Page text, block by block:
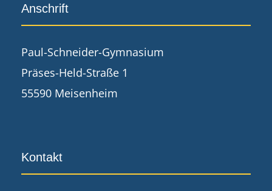
Anschrift
Paul-Schneider-Gymnasium
Präses-Held-Straße 1
55590 Meisenheim
Kontakt